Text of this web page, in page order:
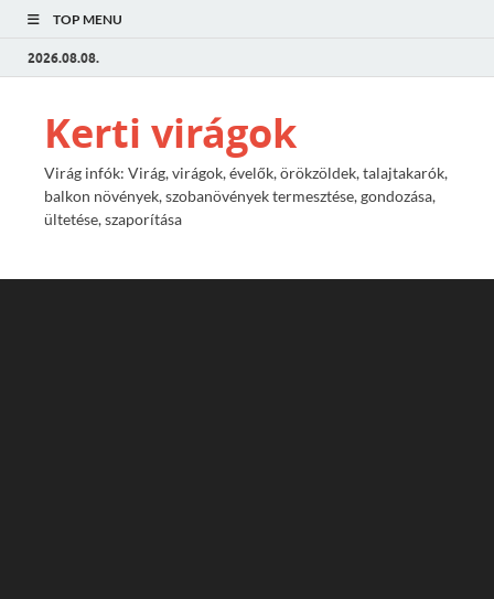
TOP MENU
2026.08.08.
Kerti virágok
Virág infók: Virág, virágok, évelők, örökzöldek, talajtakarók,
balkon növények, szobanövények termesztése, gondozása,
ültetése, szaporítása